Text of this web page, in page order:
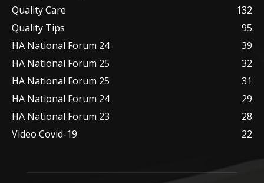
Quality Care
132
Quality Tips
95
HA National Forum 24
39
HA National Forum 25
32
HA National Forum 25
31
HA National Forum 24
29
HA National Forum 23
28
Video Covid-19
22